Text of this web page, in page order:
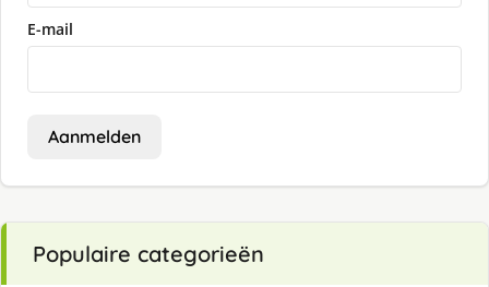
E-mail
Aanmelden
Populaire categorieën